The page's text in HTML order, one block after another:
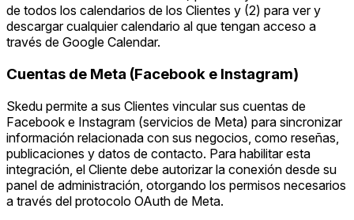
de todos los calendarios de los Clientes y (2) para ver y
descargar cualquier calendario al que tengan acceso a
través de Google Calendar.
Cuentas de Meta (Facebook e Instagram)
Skedu permite a sus Clientes vincular sus cuentas de
Facebook e Instagram (servicios de Meta) para sincronizar
información relacionada con sus negocios, como reseñas,
publicaciones y datos de contacto. Para habilitar esta
integración, el Cliente debe autorizar la conexión desde su
panel de administración, otorgando los permisos necesarios
a través del protocolo OAuth de Meta.